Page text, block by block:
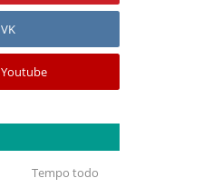
VK
Youtube
Tempo todo